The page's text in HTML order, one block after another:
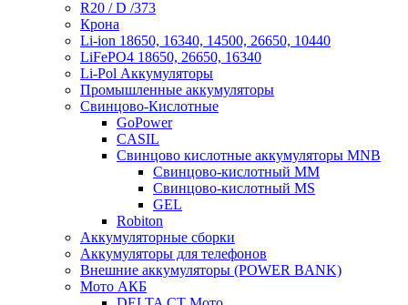
R20 / D /373
Крона
Li-ion 18650, 16340, 14500, 26650, 10440
LiFePO4 18650, 26650, 16340
Li-Pol Аккумуляторы
Промышленные аккумуляторы
Свинцово-Кислотные
GoPower
CASIL
Свинцово кислотные аккумуляторы MNB
Cвинцово-кислотный MM
Cвинцово-кислотный MS
GEL
Robiton
Аккумуляторные сборки
Аккумуляторы для телефонов
Внешние аккумуляторы (POWER BANK)
Мото АКБ